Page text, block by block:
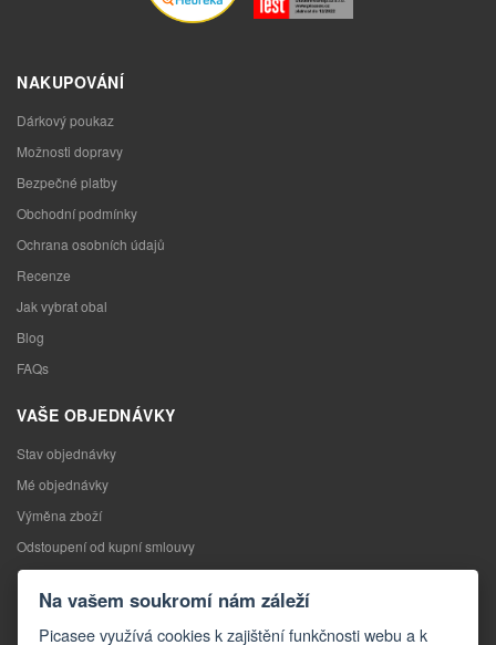
NAKUPOVÁNÍ
Dárkový poukaz
Možnosti dopravy
Bezpečné platby
Obchodní podmínky
Ochrana osobních údajů
Recenze
Jak vybrat obal
Blog
FAQs
VAŠE OBJEDNÁVKY
Stav objednávky
Mé objednávky
Výměna zboží
Odstoupení od kupní smlouvy
Reklamace
Na vašem soukromí nám záleží
Picasee využívá cookies k zajištění funkčnosti webu a k